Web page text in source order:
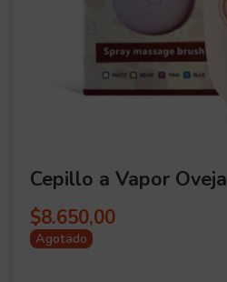
Cepillo a Vapor Oveja
$8.650,00
Agotado